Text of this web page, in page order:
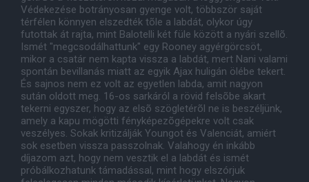
Védekezése botrányosan gyenge volt, többször saját
térfélen könnyen elszedték tõle a labdát, olykor úgy
futottak át rajta, mint Balotelli két füle között a nyári szellõ.
Ismét "megcsodálhattunk" egy Rooney agyérgörcsöt,
mikor a csatár nem kapta vissza a labdát, mert Nani valami
spontán bevillanás miatt az egyik Ajax huligán ölébe tekert.
És sajnos nem ez volt az egyetlen labda, amit nagyon
sután oldott meg. 16-os sarkáról a rövid felsõbe akart
tekerni egyszer, hogy az elsõ szögletérõl ne is beszéljünk,
amely a kapu mögötti fényképezõgépekre volt csak
veszélyes. Sokak kritizálják Youngot és Valenciát, amiért
sok esetben vissza passzolnak. Valahogy én inkább
díjazom azt, hogy nem vesztik el a labdát és ismét
próbálkozhatunk támadással, mint hogy elszórjuk